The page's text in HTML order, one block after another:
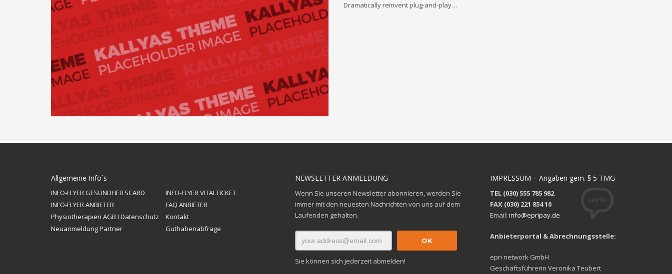
Dramatically reinvent plug-and-play…
Allgemeine Info´s
INFO-FLYER GESUNDHEITSCARD
INFO-FLYER VITALTICKET
INFO-FLYER ANBIETER
FAQ ANBIETER
Physiotherapien AGB I Datenschutz
Kontakt
Neuanmeldung Partner
Guthabenabfrage
NEWSLETTER ANMELDUNG
Wenn Sie unseren Newsletter abonnieren, werden Sie
immer mit den neuesten Nachrichten von uns auf dem
Laufenden gehalten.
Sie können sich jederzeit abmelden!
IMPRESSUM – Angaben gem. § 5 TMG
TEL (030) 555 785 982
FAX (030) 221 854 10
Email: info@epripay.de
Anbieterportal & Abrechnungsstelle:
epri network GmbH
Geschäftsführerin Veronika Teubert